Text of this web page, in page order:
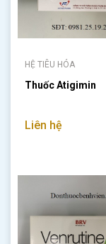
HỆ TIÊU HÓA
Thuốc Atigimin
Liên hệ